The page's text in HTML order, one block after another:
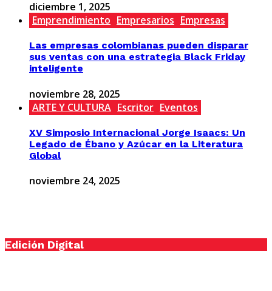
diciembre 1, 2025
Emprendimiento Empresarios Empresas
Las empresas colombianas pueden disparar
sus ventas con una estrategia Black Friday
inteligente
noviembre 28, 2025
ARTE Y CULTURA Escritor Eventos
XV Simposio Internacional Jorge Isaacs: Un
Legado de Ébano y Azúcar en la Literatura
Global
noviembre 24, 2025
Edición Digital